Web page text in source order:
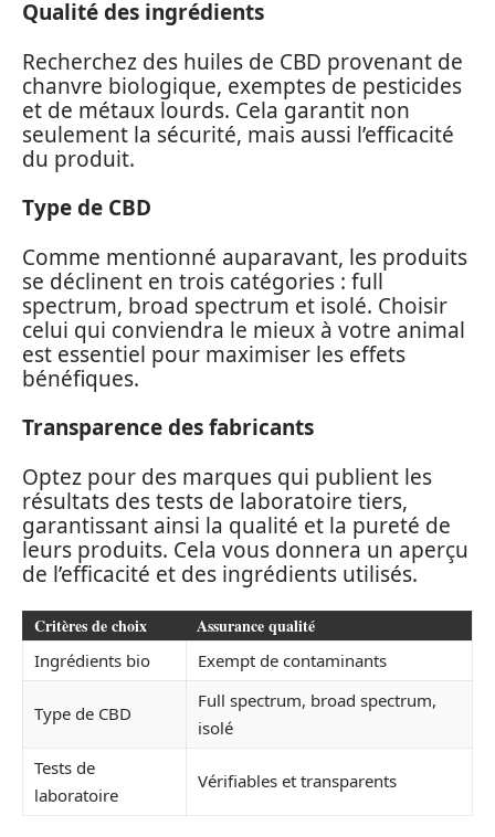
Qualité des ingrédients
Recherchez des huiles de CBD provenant de
chanvre biologique, exemptes de pesticides
et de métaux lourds. Cela garantit non
seulement la sécurité, mais aussi l’efficacité
du produit.
Type de CBD
Comme mentionné auparavant, les produits
se déclinent en trois catégories : full
spectrum, broad spectrum et isolé. Choisir
celui qui conviendra le mieux à votre animal
est essentiel pour maximiser les effets
bénéfiques.
Transparence des fabricants
Optez pour des marques qui publient les
résultats des tests de laboratoire tiers,
garantissant ainsi la qualité et la pureté de
leurs produits. Cela vous donnera un aperçu
de l’efficacité et des ingrédients utilisés.
Critères de choix Assurance qualité
Ingrédients bio Exempt de contaminants
Type de CBD
Full spectrum, broad spectrum,
isolé
Tests de
laboratoire
Vérifiables et transparents